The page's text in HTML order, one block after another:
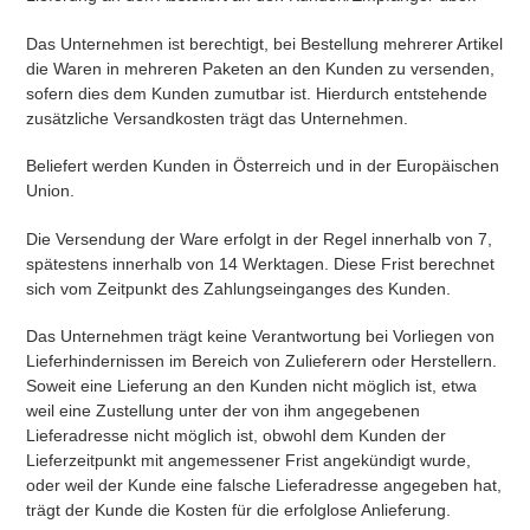
Das Unternehmen ist berechtigt, bei Bestellung mehrerer Artikel
die Waren in mehreren Paketen an den Kunden zu versenden,
sofern dies dem Kunden zumutbar ist. Hierdurch entstehende
zusätzliche Versandkosten trägt das Unternehmen.
Beliefert werden Kunden in Österreich und in der Europäischen
Union.
Die Versendung der Ware erfolgt in der Regel innerhalb von 7,
spätestens innerhalb von 14 Werktagen. Diese Frist berechnet
sich vom Zeitpunkt des Zahlungseinganges des Kunden.
Das Unternehmen trägt keine Verantwortung bei Vorliegen von
Lieferhindernissen im Bereich von Zulieferern oder Herstellern.
Soweit eine Lieferung an den Kunden nicht möglich ist, etwa
weil eine Zustellung unter der von ihm angegebenen
Lieferadresse nicht möglich ist, obwohl dem Kunden der
Lieferzeitpunkt mit angemessener Frist angekündigt wurde,
oder weil der Kunde eine falsche Lieferadresse angegeben hat,
trägt der Kunde die Kosten für die erfolglose Anlieferung.